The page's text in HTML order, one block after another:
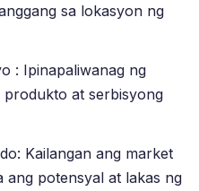
sa lokasyon ng
: Ipinapaliwanag ng
produkto at serbisyong
Kailangan ang market
ang potensyal at lakas ng